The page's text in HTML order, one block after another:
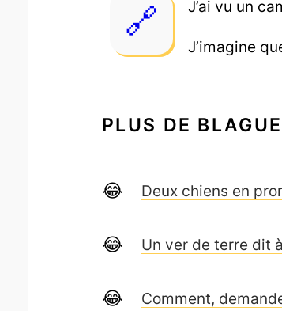
J’ai vu un
J’imagine
PLUS DE
Deux chiens en
Un ver de terre dit
Comment,